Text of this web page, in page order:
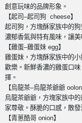
創意玩味的品牌形象。
【起司–起司狗 cheese】
起司狗，方塊酥家族中的
濃郁香氣與特有風味，讓美
【雞蛋–雞蛋妹 egg】
雞蛋妹，方塊酥家族中的
歡樂。新鮮香濃的雞蛋口
擇。
【烏龍茶–烏龍茶爺爺
烏龍茶爺爺，方塊家族中
家尊敬。酥脆的口感，散
【青蔥酷哥 onion】